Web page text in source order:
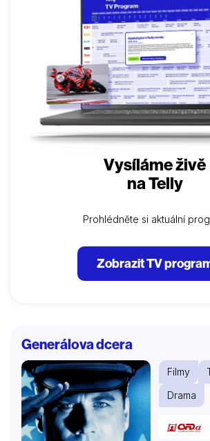
Vysíláme živě
na Telly
Prohlédněte si aktuální
Zobrazit TV
Generálova dcera
Filmy
Drama